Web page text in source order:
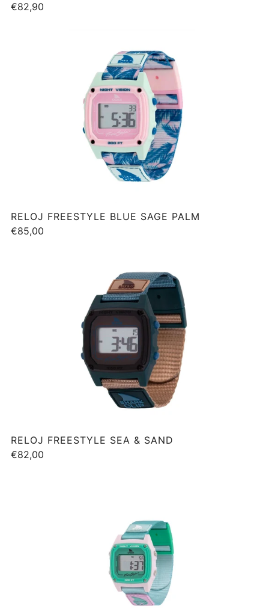
€82,90
RELOJ FREESTYLE BLUE SAGE PALM
€85,00
RELOJ FREESTYLE SEA & SAND
€82,00